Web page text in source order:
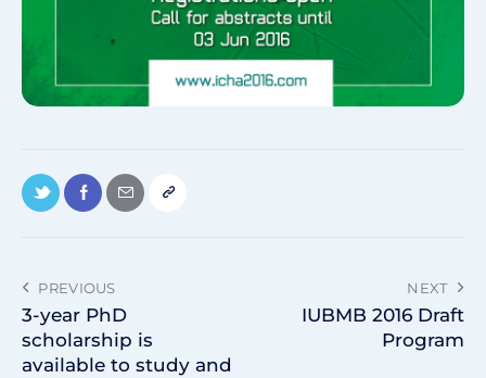
PREVIOUS
3-year PhD
scholarship is
available to study and
NEXT
IUBMB 2016 Draft
Program